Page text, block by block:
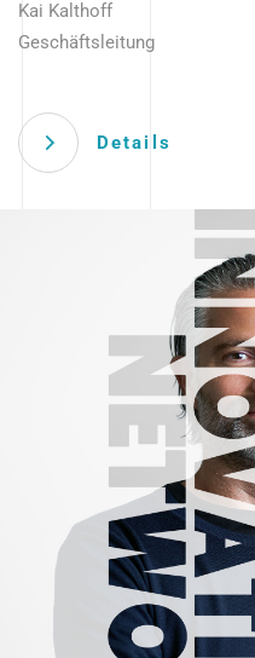
Kai Kalthoff
Geschäftsleitung
Details